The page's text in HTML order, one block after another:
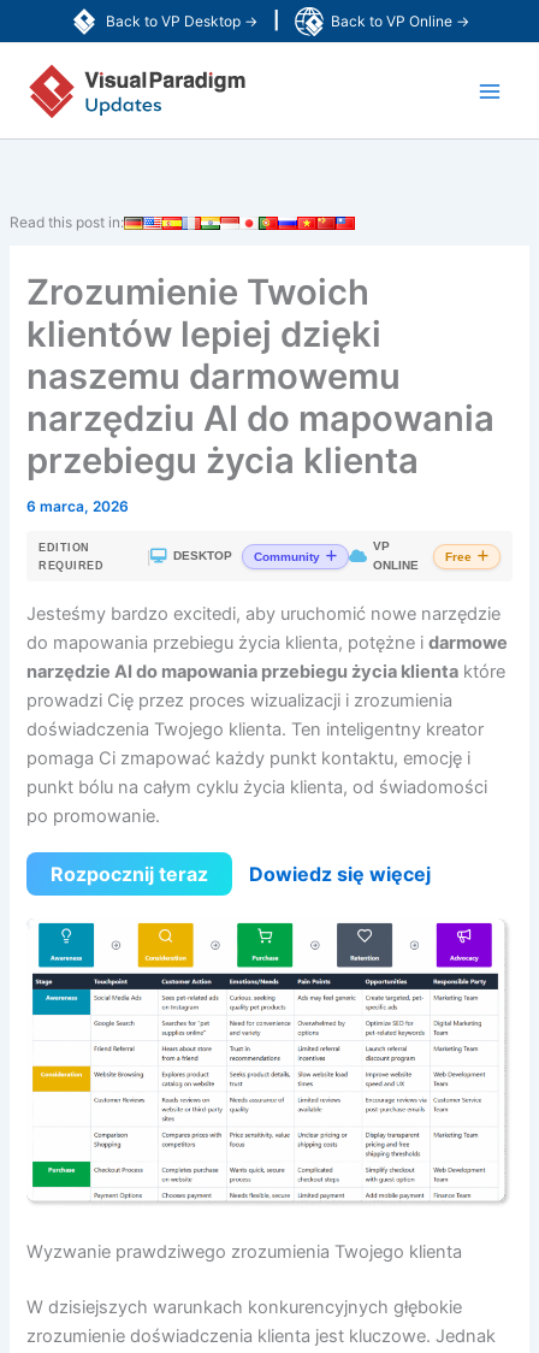
Back to VP Desktop → Back to VP Online →
do
treści
Read this post in:
Zrozumienie Twoich
klientów lepiej dzięki
naszemu darmowemu
narzędziu AI do mapowania
przebiegu życia klienta
6 marca, 2026
EDITION
REQUIRED
| DESKTOP Community
VP
ONLINE
Free
Jesteśmy bardzo excitedi, aby uruchomić nowe narzędzie
do mapowania przebiegu życia klienta, potężne idarmowe
narzędzie AI do mapowania przebiegu życia klienta które
prowadzi Cię przez proces wizualizacji i zrozumienia
doświadczenia Twojego klienta. Ten inteligentny kreator
pomaga Ci zmapować każdy punkt kontaktu, emocję i
punkt bólu na całym cyklu życia klienta, od świadomości
po promowanie.
Rozpocznij teraz Dowiedz się więcej
Wyzwanie prawdziwego zrozumienia Twojego klienta
W dzisiejszych warunkach konkurencyjnych głębokie
zrozumienie doświadczenia klienta jest kluczowe. Jednak